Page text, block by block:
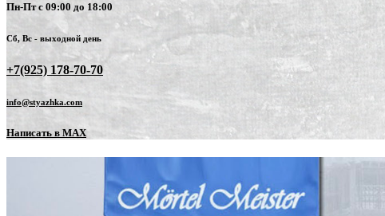
Пн-Пт с 09:00 до 18:00
Сб, Вс - выходной день
+7(925) 178-70-70
info@styazhka.com
Написать в MAX